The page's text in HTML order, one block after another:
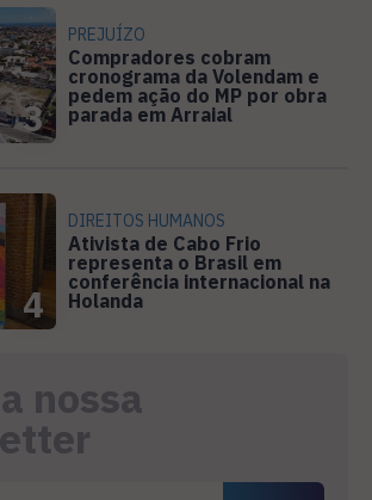
3
PREJUÍZO
Compradores cobram
cronograma da Volendam e
pedem ação do MP por obra
parada em Arraial
4
DIREITOS HUMANOS
Ativista de Cabo Frio
representa o Brasil em
conferência internacional na
Holanda
nossa